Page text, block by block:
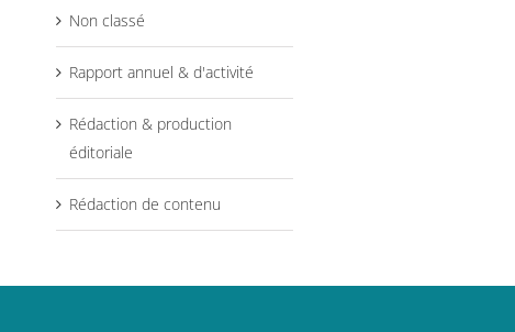
Non classé
Rapport annuel & d'activité
Rédaction & production
éditoriale
Rédaction de contenu